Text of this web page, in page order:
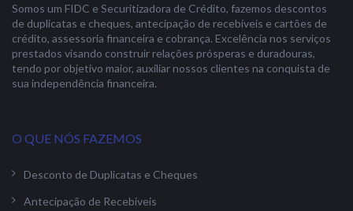
Somos um FIDC e Securitizadora de Crédito, fazemos descontos
de duplicatas e cheques, antecipação de recebíveis e cartões de
crédito, assessoria financeira e cobrança. Excelência nos serviços
prestados visando construir relações prósperas e duradouras,
tendo por objetivo maior, auxiliar nossos clientes na conquista de
sua independência financeira.
O QUE NÓS FAZEMOS
Desconto de Duplicatas e Cheques
Antecipação de Recebíveis